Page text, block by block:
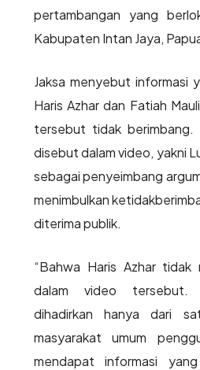
pertambangan yang
Kabupaten Intan Jaya,
Jaksa menyebut informasi
Haris Azhar dan Fatiah
tersebut tidak
disebut dalam video, yakni
sebagai penyeimbang
menimbulkan
diterima publik.
“Bahwa Haris Azhar tidak
dalam video tersebut.
dihadirkan hanya dari
masyarakat umum
mendapat informasi